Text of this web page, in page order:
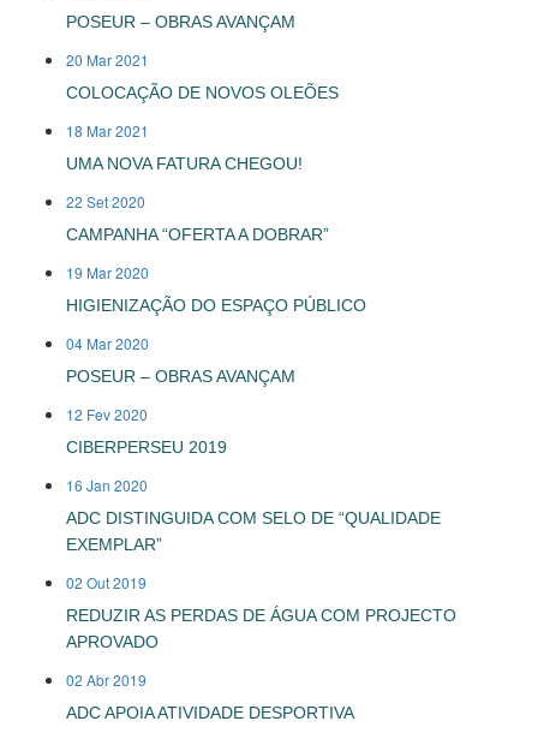
POSEUR – OBRAS AVANÇAM
20 Mar 2021
COLOCAÇÃO DE NOVOS OLEÕES
18 Mar 2021
UMA NOVA FATURA CHEGOU!
22 Set 2020
CAMPANHA “OFERTA A DOBRAR”
19 Mar 2020
HIGIENIZAÇÃO DO ESPAÇO PÚBLICO
04 Mar 2020
POSEUR – OBRAS AVANÇAM
12 Fev 2020
CIBERPERSEU 2019
16 Jan 2020
ADC DISTINGUIDA COM SELO DE “QUALIDADE
EXEMPLAR”
02 Out 2019
REDUZIR AS PERDAS DE ÁGUA COM PROJECTO
APROVADO
02 Abr 2019
ADC APOIA ATIVIDADE DESPORTIVA